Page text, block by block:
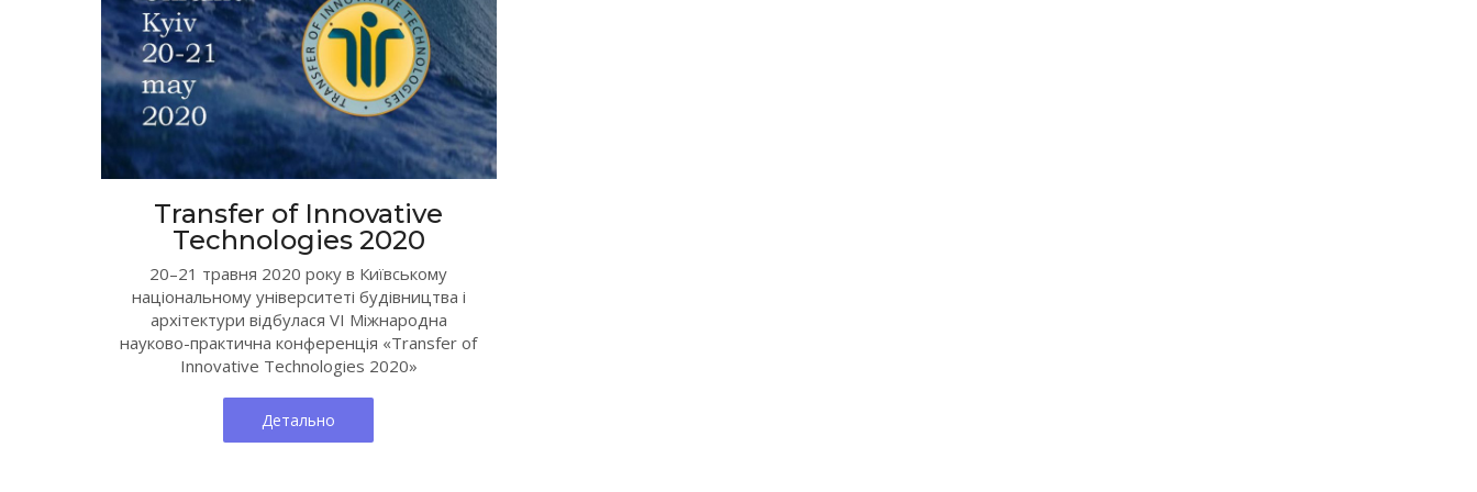
Transfer of Innovative
Technologies 2020
20–21 травня 2020 року в Київському
національному університеті будівництва і
архітектури відбулася VI Міжнародна
науково-практична конференція «Transfer of
Innovative Technologies 2020»
Детально